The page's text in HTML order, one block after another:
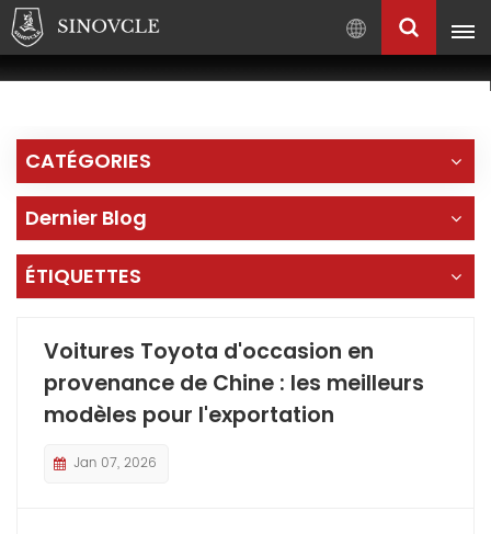
Français
English
Français
Pусский العربية
中
文
CATÉGORIES
Dernier Blog
ÉTIQUETTES
Voitures Toyota d'occasion en
provenance de Chine : les meilleurs
modèles pour l'exportation
Jan 07, 2026